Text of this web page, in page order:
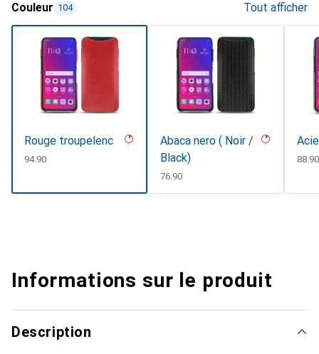
Couleur 104 Tout afficher
Rouge troupelenc
CHF
94.90
Abaca nero ( Noir /
Black)
CHF
76.90
CHF
88.90
Informations sur le produit
Description